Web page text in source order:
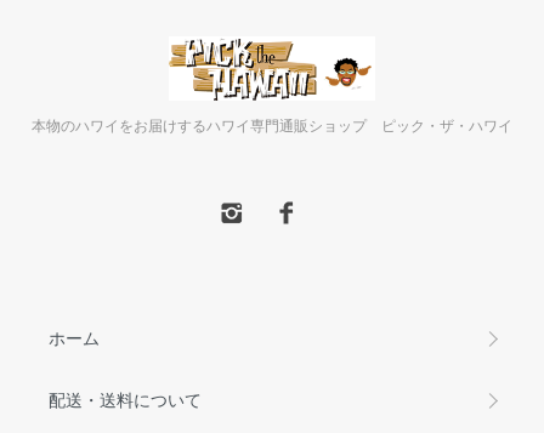
本物のハワイをお届けするハワイ専門通販ショップ ピック・ザ・ハワイ
ホーム
配送・送料について